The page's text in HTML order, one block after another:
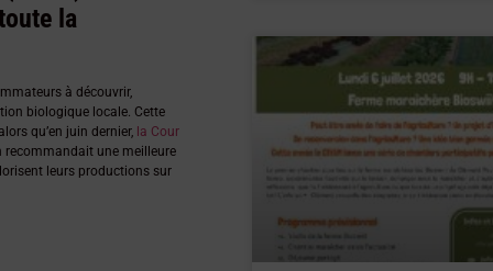
la
à découvrir,
biologique locale. Cette
qu’en juin dernier, la Cour
une meilleure
leurs productions sur